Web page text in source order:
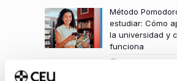
Método
estudiar: Cómo
la universidad y
funciona